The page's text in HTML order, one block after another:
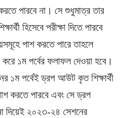
পারবে না। সে শুধুমাত্র তার
হিসেবে পরীক্ষা দিতে পারবে
পাশ করতে পারে তাহলে
১ম পর্বের ফলাফল দেওয়া হবে।
১ম পর্বেই ড্রপ আউট কৃত শিক্ষার্থী
করতে পারবে এবং সে ড্রপ
দিয়েই ২০২৩-২৪ সেশনের